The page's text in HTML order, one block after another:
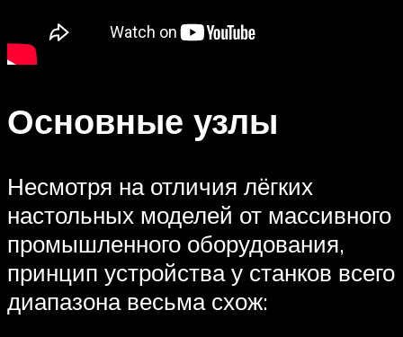
Основные узлы
Несмотря на отличия лёгких
настольных моделей от массивного
промышленного оборудования,
принцип устройства у станков всего
диапазона весьма схож: